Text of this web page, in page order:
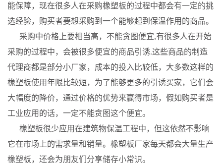
能保障，现在很多人在采购橡塑板的过程中都会有一定的挑
选经验，购买者要想采购到一个能够起到保温作用的商品。
采购中价格上要相当高，不能贪图便宜,有很多人在开始
采购的过程中，会被很多便宜的商品引诱.这些商品的制造
代理商都是部分小厂家，成本的投入比较低，大多数这样的
橡塑板使用年限比较短，为了能够更多的引诱买家，它们会
大幅度的降价，通过价格的优势来赢得市场，假如购买者是
工业应用的话，一定不能贪图这个便宜。
橡塑板很少应用在建筑物保温工程中，但这依然不影响
它在市场上的需求量和销量。橡塑板厂家每天都会大量生产
橡塑板，还会为朋友们分享储存小常识。